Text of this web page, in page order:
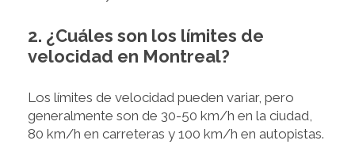
2. ¿Cuáles son los límites de
velocidad en Montreal?
Los límites de velocidad pueden variar, pero
generalmente son de 30-50 km/h en la ciudad,
80 km/h en carreteras y 100 km/h en autopistas.